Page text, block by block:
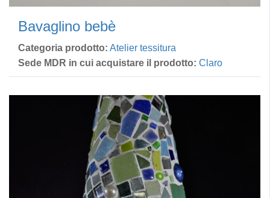
Bavaglino bebè
Categoria prodotto: Atelier tessitura
Sede MDR in cui acquistare il prodotto: Claro